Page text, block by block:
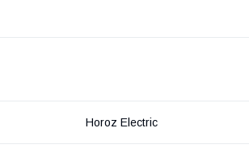
Horoz Electric